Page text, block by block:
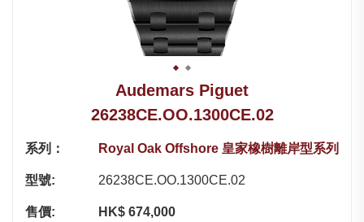
Audemars Piguet
26238CE.OO.1300CE.02
系列： Royal Oak Offshore 皇家橡樹離岸型系列
型號: 26238CE.OO.1300CE.02
售價: HK$ 674,000